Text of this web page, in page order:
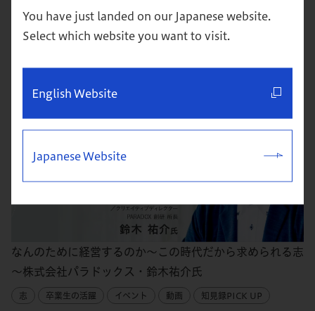
You have just landed on our Japanese website.
Select which website you want to visit.
English Website
Japanese Website
思考 キャリア
なんのために経営するのか～この時代だから求められる志
～株式会社パラドックス・鈴木祐介氏
志 卒業生の活躍 イベント 動画 知見録PICK UP